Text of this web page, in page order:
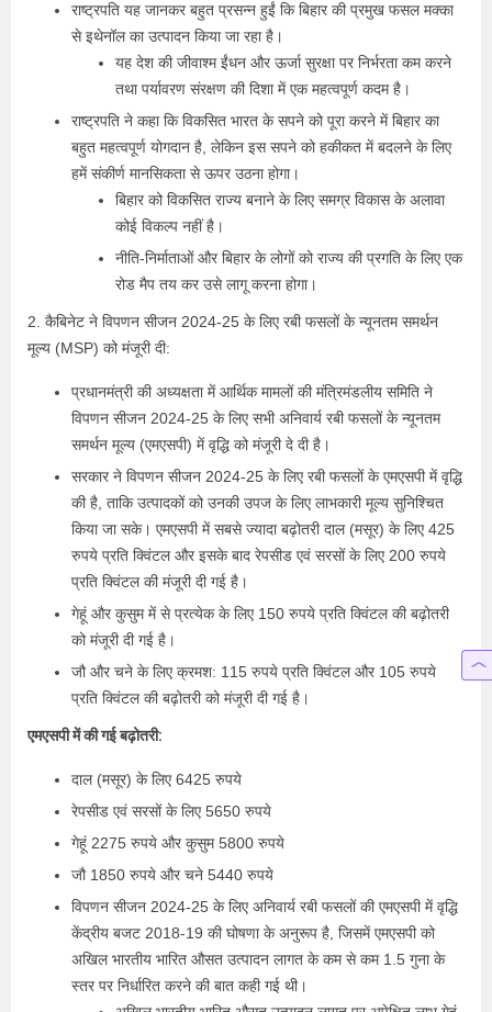
राष्ट्रपति यह जानकर बहुत प्रसन्न हुईं कि बिहार की प्रमुख फसल मक्का
से इथेनॉल का उत्पादन किया जा रहा है।
यह देश की जीवाश्म ईंधन और ऊर्जा सुरक्षा पर निर्भरता कम करने
तथा पर्यावरण संरक्षण की दिशा में एक महत्वपूर्ण कदम है।
राष्ट्रपति ने कहा कि विकसित भारत के सपने को पूरा करने में बिहार का
बहुत महत्वपूर्ण योगदान है, लेकिन इस सपने को हकीकत में बदलने के लिए
हमें संकीर्ण मानसिकता से ऊपर उठना होगा।
बिहार को विकसित राज्य बनाने के लिए समग्र विकास के अलावा
कोई विकल्प नहीं है।
नीति-निर्माताओं और बिहार के लोगों को राज्य की प्रगति के लिए एक
रोड मैप तय कर उसे लागू करना होगा।
2. कैबिनेट ने विपणन सीजन 2024-25 के लिए रबी फसलों के न्यूनतम समर्थन
मूल्य (MSP) को मंजूरी दी:
प्रधानमंत्री की अध्यक्षता में आर्थिक मामलों की मंत्रिमंडलीय समिति ने
विपणन सीजन 2024-25 के लिए सभी अनिवार्य रबी फसलों के न्यूनतम
समर्थन मूल्य (एमएसपी) में वृद्धि को मंजूरी दे दी है।
सरकार ने विपणन सीजन 2024-25 के लिए रबी फसलों के एमएसपी में वृद्धि
की है, ताकि उत्पादकों को उनकी उपज के लिए लाभकारी मूल्य सुनिश्चित
किया जा सके। एमएसपी में सबसे ज्यादा बढ़ोतरी दाल (मसूर) के लिए 425
रुपये प्रति क्विंटल और इसके बाद रेपसीड एवं सरसों के लिए 200 रुपये
प्रति क्विंटल की मंजूरी दी गई है।
गेहूं और कुसुम में से प्रत्येक के लिए 150 रुपये प्रति क्विंटल की बढ़ोतरी
को मंजूरी दी गई है।
जौ और चने के लिए क्रमश: 115 रुपये प्रति क्विंटल और 105 रुपये
प्रति क्विंटल की बढ़ोतरी को मंजूरी दी गई है।
एमएसपी में की गई बढ़ोतरी:
दाल (मसूर) के लिए 6425 रुपये
रेपसीड एवं सरसों के लिए 5650 रुपये
गेहूं 2275 रुपये और कुसुम 5800 रुपये
जौ 1850 रुपये और चने 5440 रुपये
विपणन सीजन 2024-25 के लिए अनिवार्य रबी फसलों की एमएसपी में वृद्धि
केंद्रीय बजट 2018-19 की घोषणा के अनुरूप है, जिसमें एमएसपी को
अखिल भारतीय भारित औसत उत्पादन लागत के कम से कम 1.5 गुना के
स्तर पर निर्धारित करने की बात कही गई थी।